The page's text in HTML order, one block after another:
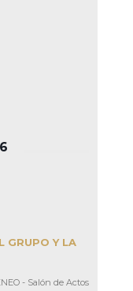
GRUPO Y LA
- Salón de Actos